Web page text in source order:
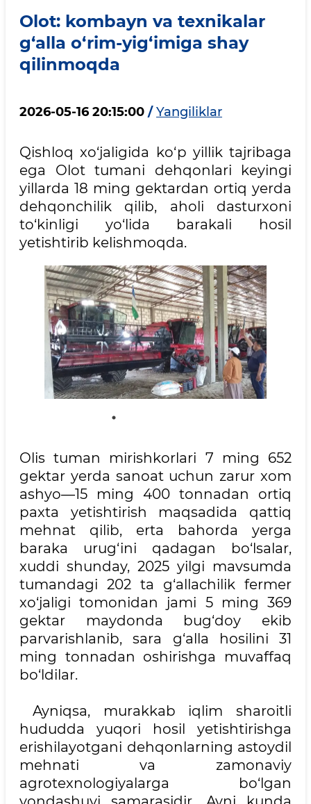
Olot: kombayn va texnikalar
g‘alla o‘rim-yig‘imiga shay
qilinmoqda
2026-05-16 20:15:00 / Yangiliklar
Qishloq xo‘jaligida ko‘p yillik tajribaga
ega Olot tumani dehqonlari keyingi
yillarda 18 ming gektardan ortiq yerda
dehqonchilik qilib, aholi dasturxoni
to‘kinligi yo‘lida barakali hosil
yetishtirib kelishmoqda.
Olis tuman mirishkorlari 7 ming 652
gektar yerda sanoat uchun zarur xom
ashyo—15 ming 400 tonnadan ortiq
paxta yetishtirish maqsadida qattiq
mehnat qilib, erta bahorda yerga
baraka urug‘ini qadagan bo‘lsalar,
xuddi shunday, 2025 yilgi mavsumda
tumandagi 202 ta g‘allachilik fermer
xo‘jaligi tomonidan jami 5 ming 369
gektar maydonda bug‘doy ekib
parvarishlanib, sara g‘alla hosilini 31
ming tonnadan oshirishga muvaffaq
bo‘ldilar.
Ayniqsa, murakkab iqlim sharoitli
hududda yuqori hosil yetishtirishga
erishilayotgani dehqonlarning astoydil
mehnati va zamonaviy
agrotexnologiyalarga bo‘lgan